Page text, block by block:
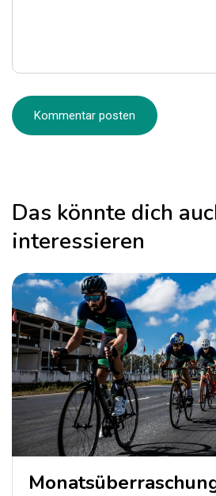
Das könnte dich
interessieren